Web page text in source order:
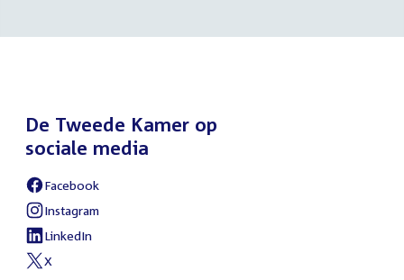
De Tweede Kamer op
sociale media
External
link:
Facebook
External
link:
Instagram
External
link:
LinkedIn
External
X